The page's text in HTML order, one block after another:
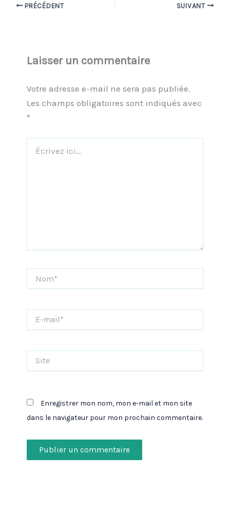
PRÉCÉDENT SUIVANT
Laisser un commentaire
Votre adresse e-mail ne sera pas publiée.
Les champs obligatoires sont indiqués avec
*
ici…
mail*
Enregistrer mon nom, mon e-mail et mon site
dans le navigateur pour mon prochain commentaire.